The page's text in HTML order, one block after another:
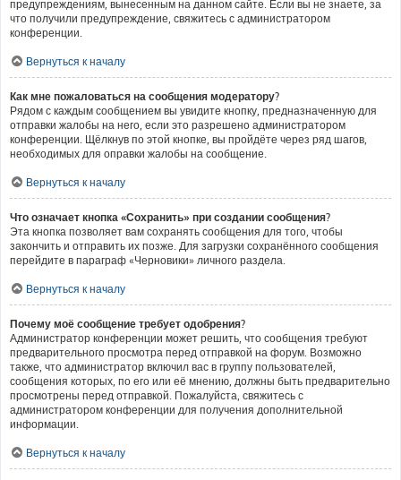
предупреждениям, вынесенным на данном сайте. Если вы не знаете, за
что получили предупреждение, свяжитесь с администратором
конференции.
Вернуться к началу
Как мне пожаловаться на сообщения модератору?
Рядом с каждым сообщением вы увидите кнопку, предназначенную для
отправки жалобы на него, если это разрешено администратором
конференции. Щёлкнув по этой кнопке, вы пройдёте через ряд шагов,
необходимых для оправки жалобы на сообщение.
Вернуться к началу
Что означает кнопка «Сохранить» при создании сообщения?
Эта кнопка позволяет вам сохранять сообщения для того, чтобы
закончить и отправить их позже. Для загрузки сохранённого сообщения
перейдите в параграф «Черновики» личного раздела.
Вернуться к началу
Почему моё сообщение требует одобрения?
Администратор конференции может решить, что сообщения требуют
предварительного просмотра перед отправкой на форум. Возможно
также, что администратор включил вас в группу пользователей,
сообщения которых, по его или её мнению, должны быть предварительно
просмотрены перед отправкой. Пожалуйста, свяжитесь с
администратором конференции для получения дополнительной
информации.
Вернуться к началу